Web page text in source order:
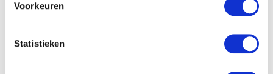
Voorkeuren
Statistieken
Disney Minnie mouse